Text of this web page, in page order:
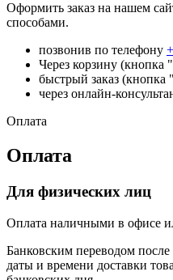
Оформить заказ на нашем
способами.
позвонив по телефону
Через корзину (кнопка
быстрый заказ
через онлайн-
Оплата
Оплата
Для физических лиц
Оплата наличными в офисе
Банковским переводом
даты и времени доставки